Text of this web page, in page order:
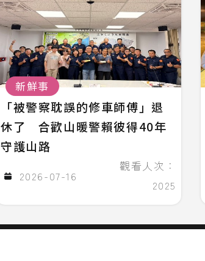
新鮮事
「被警察耽誤的修車師傅」退
休了 合歡山暖警賴彼得40年
守護山路
2026-07-16
觀看人次：
2025